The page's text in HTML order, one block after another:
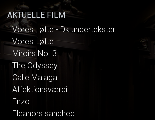
AKTUELLE FILM
Vores Løfte - Dk undertekster
Vores Løfte
Miroirs No. 3
The Odyssey
Calle Malaga
Affektionsværdi
Enzo
Eleanors sandhed